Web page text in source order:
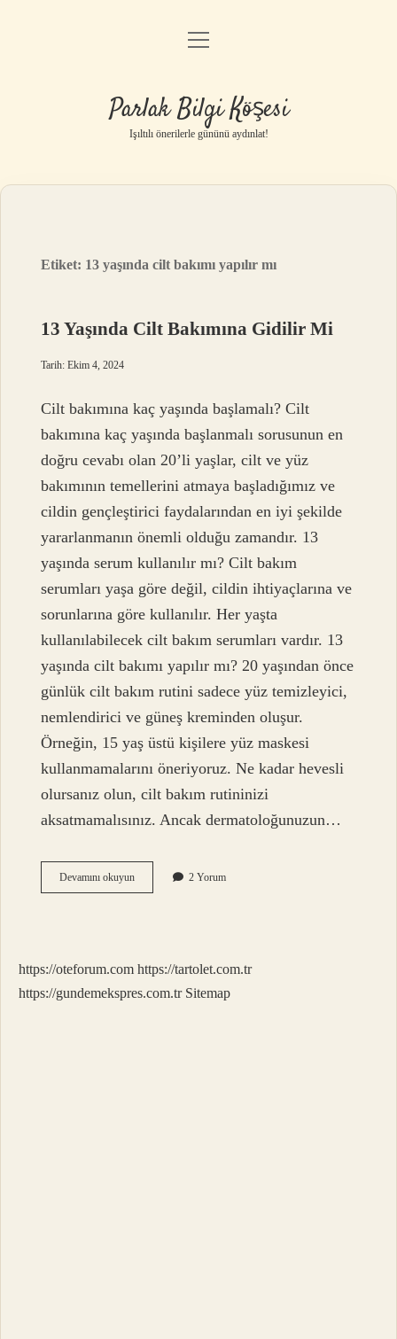
Anasayfa
Yasal Uyarı
menüyü
Parlak Bilgi Köşesi
Işıltılı önerilerle gününü aydınlat!
Etiket: 13 yaşında cilt bakımı yapılır mı
13 Yaşında Cilt Bakımına Gidilir Mi
Tarih: Ekim 4, 2024
Cilt bakımına kaç yaşında başlamalı? Cilt
bakımına kaç yaşında başlanmalı sorusunun en
doğru cevabı olan 20’li yaşlar, cilt ve yüz
bakımının temellerini atmaya başladığımız ve
cildin gençleştirici faydalarından en iyi şekilde
yararlanmanın önemli olduğu zamandır. 13
yaşında serum kullanılır mı? Cilt bakım
serumları yaşa göre değil, cildin ihtiyaçlarına ve
sorunlarına göre kullanılır. Her yaşta
kullanılabilecek cilt bakım serumları vardır. 13
yaşında cilt bakımı yapılır mı? 20 yaşından önce
günlük cilt bakım rutini sadece yüz temizleyici,
nemlendirici ve güneş kreminden oluşur.
Örneğin, 15 yaş üstü kişilere yüz maskesi
kullanmamalarını öneriyoruz. Ne kadar hevesli
olursanız olun, cilt bakım rutininizi
aksatmamalısınız. Ancak dermatoloğunuzun…
Devamını okuyun13
Yaşında
2 Yorum
https://oteforum.com https://tartolet.com.tr
https://gundemekspres.com.tr Sitemap